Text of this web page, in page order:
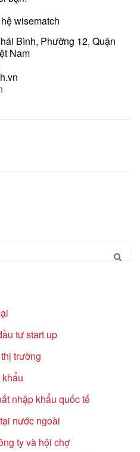
wisematch
Bình, Phường 12, Quận
Nam
tư start up
trường
nhập khẩu quốc tế
nước ngoài
ty và hội chợ